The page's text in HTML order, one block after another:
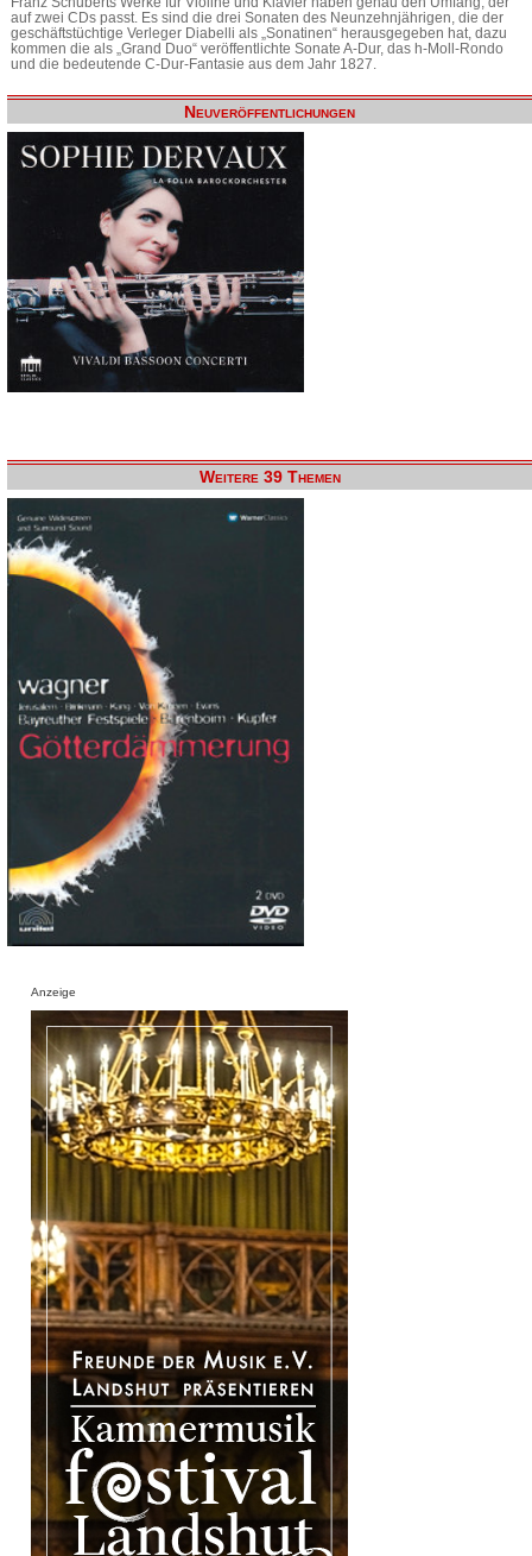
auf zwei CDs passt. Es sind die drei Sonaten des Neunzehnjährigen, die der
geschäftstüchtige Verleger Diabelli als „Sonatinen“ herausgegeben hat, dazu
kommen die als „Grand Duo“ veröffentlichte Sonate A-Dur, das h-Moll-Rondo
und die bedeutende C-Dur-Fantasie aus dem Jahr 1827.
Neuveröffentlichungen
Weitere 39 Themen
Anzeige